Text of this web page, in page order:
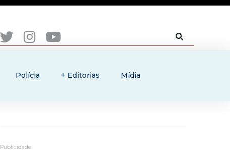
Polícia + Editorias Mídia
Publicidade